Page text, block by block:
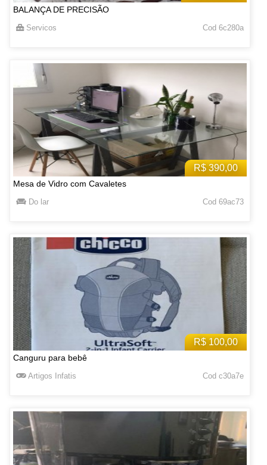
BALANÇA DE PRECISÃO
Servicos Cod 6c280a
R$ 390,00
Mesa de Vidro com Cavaletes
Do lar Cod 69ac73
R$ 100,00
Canguru para bebê
Artigos Infatis Cod c30a7e